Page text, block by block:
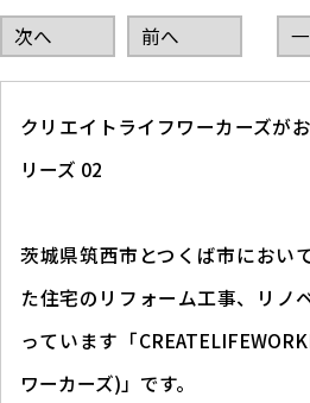
次へ 前へ
クリエイトライフワーカーズが
リーズ 02
茨城県筑西市とつくば市におい
た住宅のリフォーム工事、リノ
っています「
ワーカーズ)」です。